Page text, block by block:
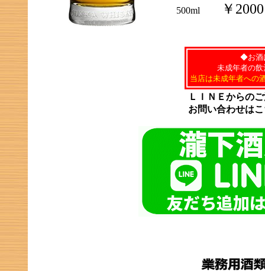
500ml ￥2000
◆お酒
未成年者の
当店は未成年者への
ＬＩＮＥからの
お問い合わせは